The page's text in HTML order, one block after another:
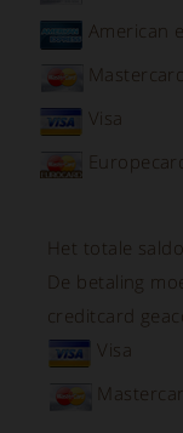
American
Mastercard
Visa
Het totale
De betaling
creditcard
Visa